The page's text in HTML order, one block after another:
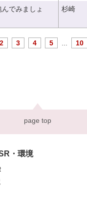
でみましょ
杉崎
2 3 4 5 10
page top
・環境